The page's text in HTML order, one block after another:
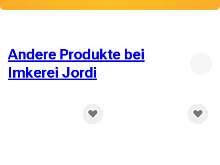
Andere Produkte bei
Imkerei Jordi